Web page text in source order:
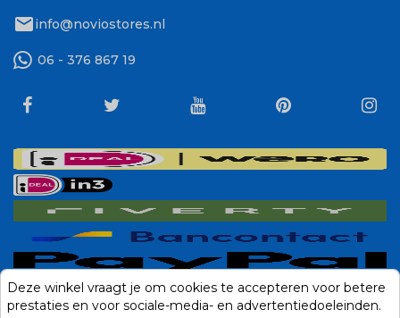
mailinfo@noviostores.nl
06 - 376 867 19
Deze winkel vraagt je om cookies te accepteren voor betere
prestaties en voor sociale-media- en advertentiedoeleinden.